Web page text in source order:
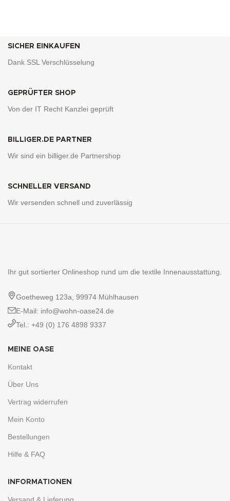
SICHER EINKAUFEN
Dank SSL Verschlüsselung
GEPRÜFTER SHOP
Von der IT Recht Kanzlei geprüft
BILLIGER.DE PARTNER
Wir sind ein billiger.de Partnershop
SCHNELLER VERSAND
Wir versenden schnell und zuverlässig
Ihr gut sortierter Onlineshop rund um die textile Innenausstattung.
Goetheweg 123a, 99974 Mühlhausen
E-Mail: info@wohn-oase24.de
Tel.: +49 (0) 176 4898 9337
MEINE OASE
Kontakt
Über Uns
Vertrag widerrufen
Mein Konto
Bestellungen
Hilfe & FAQ
INFORMATIONEN
Versand & Lieferung